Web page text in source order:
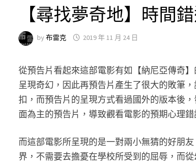
【尋找夢奇地】時間
by布雷克 2019 年 11 月 24 日
從預告片看起來這部電影有如【納尼亞傳奇
呈現奇幻，因此再預告片產生了很大的敗筆
扣，而預告片的呈現方式看過國外的版本後
面為主的預告片，導致觀看電影的預期心理
而這部電影所呈現的是一對兩小無猜的好朋
界，不需要去擔憂在學校所受到的屈辱，而